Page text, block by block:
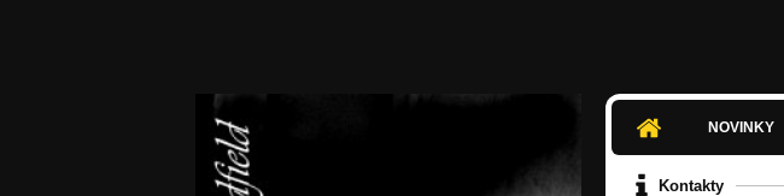
NOVINKY
Kontakty